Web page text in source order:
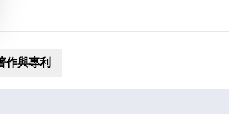
作與專利